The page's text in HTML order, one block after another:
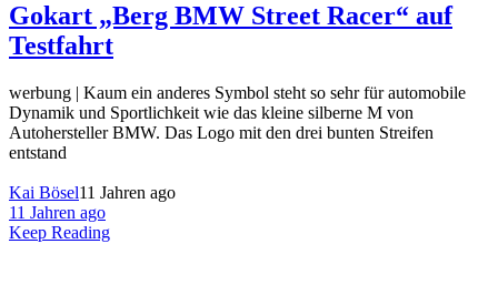
Gokart „Berg BMW Street Racer“ auf
Testfahrt
werbung | Kaum ein anderes Symbol steht so sehr für automobile
Dynamik und Sportlichkeit wie das kleine silberne M von
Autohersteller BMW. Das Logo mit den drei bunten Streifen
entstand
Kai Bösel11 Jahren ago
11 Jahren ago
Keep Reading